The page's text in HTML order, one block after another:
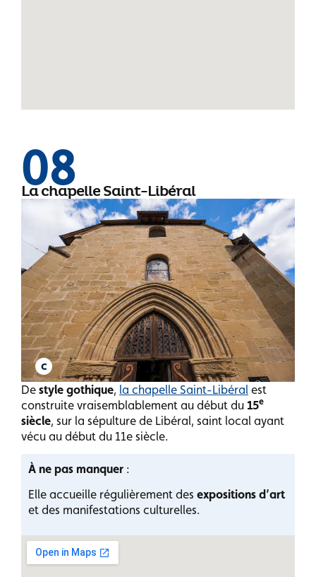
08
La chapelle Saint-Libéral
De style gothique, la chapelle Saint-Libéral est
construite vraisemblablement au début du 15e
siècle, sur la sépulture de Libéral, saint local ayant
vécu au début du 11e siècle.
À ne pas manquer :
Elle accueille régulièrement des expositions d’art
et des manifestations culturelles.